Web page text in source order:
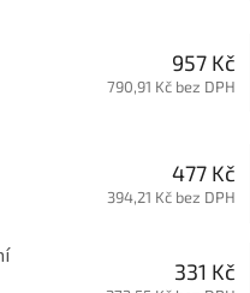
957 Kč
790,91 Kč bez DPH
477 Kč
394,21 Kč bez DPH
331 Kč